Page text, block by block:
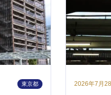
東京都 2026年7月